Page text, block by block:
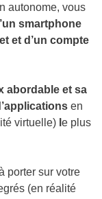
autonome, vous
smartphone
et d’un compte
abordable et sa
en
virtuelle) le plus
porter sur votre
(en réalité